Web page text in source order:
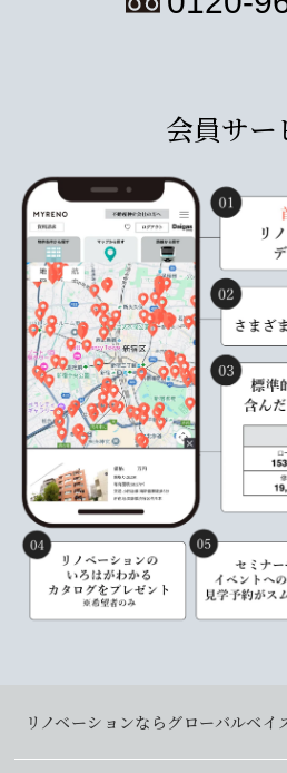
会員サー
リノベーションならグローバルベイ